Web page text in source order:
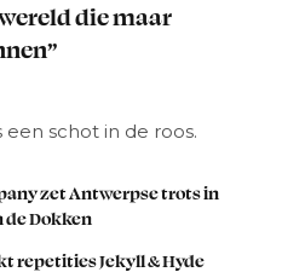
die maar
schot in de roos.
zet Antwerpse trots in
de Dokken
repetities Jekyll & Hyde